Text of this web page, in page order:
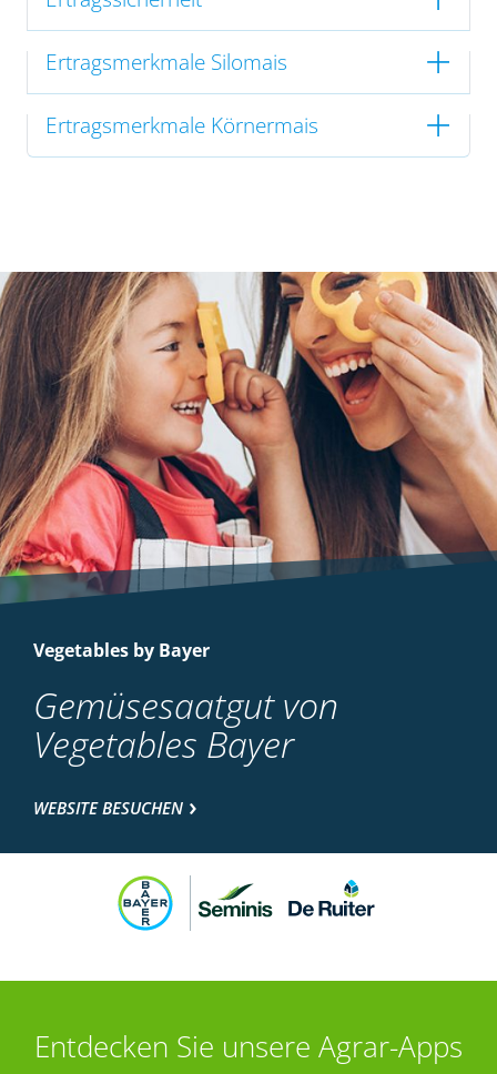
Ertragsmerkmale Silomais
Ertragsmerkmale Körnermais
Vegetables by Bayer
Gemüsesaatgut von
Vegetables Bayer
WEBSITE BESUCHEN
Entdecken Sie unsere Agrar-Apps